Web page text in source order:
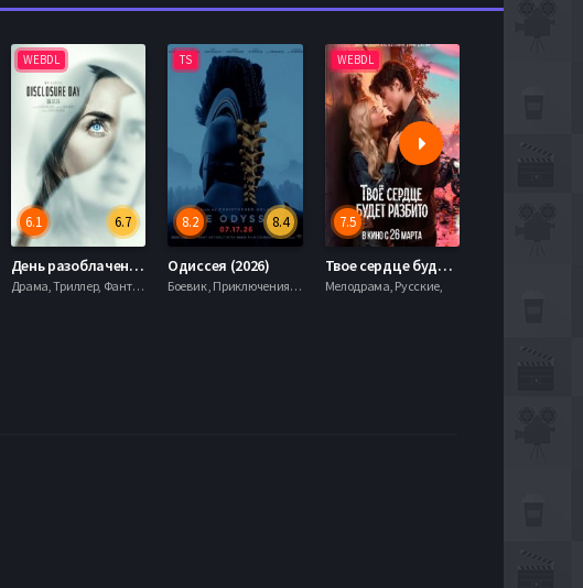
WEBDL
6.7
6.1
День разоблачения (2026)
Драма, Триллер, Фантастика,
TS
8.4
8.2
Одиссея (2026)
Боевик , Приключения, Фэнтези,
WEBDL
7.5
Твое сердце будет разбито (2026)
Мелодрама, Русские,